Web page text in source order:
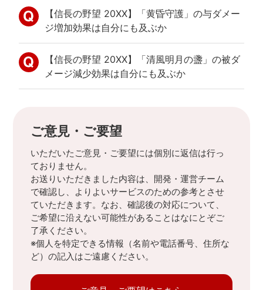
【信長の野望 20XX】「黄昏守護」の与ダメー
ジ増加効果は自分にも及ぶか
【信長の野望 20XX】「清風明月の盞」の被ダ
メージ減少効果は自分にも及ぶか
ご意見・ご要望
いただいたご意見・ご要望には個別に返信は行っ
ておりません。
お送りいただきました内容は、開発・運営チーム
で確認し、よりよいサービスのための参考とさせ
ていただきます。なお、確認後の対応について、
ご希望に沿えない可能性があることはなにとぞご
了承ください。
※個人を特定できる情報（名前や電話番号、住所な
ど）の記入はご遠慮ください。